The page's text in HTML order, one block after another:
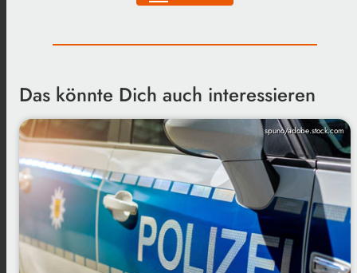
Das könnte Dich auch interessieren
spuno/adobe.stock.com